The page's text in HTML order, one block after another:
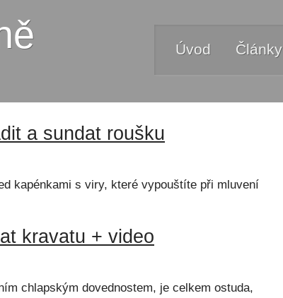
Úvod Články
a sundat roušku
kapénkami s viry, které vypouštíte při mluvení
kravatu + video
chlapským dovednostem, je celkem ostuda,